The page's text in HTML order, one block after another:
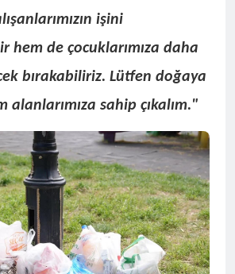
işini
hem de çocuklarımıza daha
bırakabiliriz. Lütfen doğaya
alanlarımıza sahip çıkalım."